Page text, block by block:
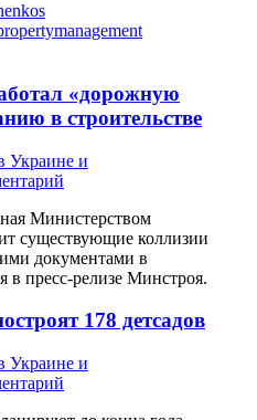
«дорожную
в строительстве
Украине и
Министерством
существующие коллизии
документами в
в пресс-релизе Минстроя.
178 детсадов
Украине и